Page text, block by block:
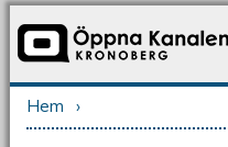
Du är här
Hem ›